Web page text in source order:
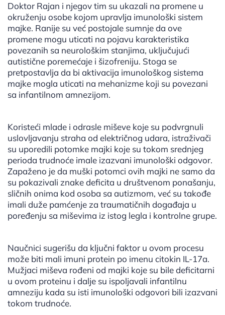
Doktor Rajan i njegov tim su ukazali na promene u
okruženju osobe kojom upravlja imunološki sistem
majke. Ranije su već postojale sumnje da ove
promene mogu uticati na pojavu karakteristika
povezanih sa neurološkim stanjima, uključujući
autistične poremećaje i šizofreniju. Stoga se
pretpostavlja da bi aktivacija imunološkog sistema
majke mogla uticati na mehanizme koji su povezani
sa infantilnom amnezijom.
Koristeći mlade i odrasle miševe koje su podvrgnuli
uslovljavanju straha od električnog udara, istraživači
su uporedili potomke majki koje su tokom srednjeg
perioda trudnoće imale izazvani imunološki odgovor.
Zapaženo je da muški potomci ovih majki ne samo da
su pokazivali znake deficita u društvenom ponašanju,
sličnih onima kod osoba sa autizmom, već su takođe
imali duže pamćenje za traumatičnih događaja u
poređenju sa miševima iz istog legla i kontrolne grupe.
Naučnici sugerišu da ključni faktor u ovom procesu
može biti mali imuni protein po imenu citokin IL-17a.
Mužjaci miševa rođeni od majki koje su bile deficitarni
u ovom proteinu i dalje su ispoljavali infantilnu
amneziju kada su isti imunološki odgovori bili izazvani
tokom trudnoće.